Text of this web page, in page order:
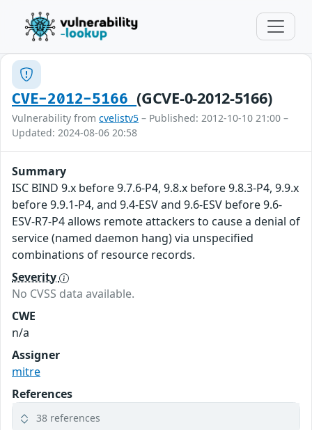
CVE-2012-5166(GCVE-0-2012-5166)
Vulnerability from cvelistv5 – Published: 2012-10-10 21:00 –
Updated: 2024-08-06 20:58
Summary
ISC BIND 9.x before 9.7.6-P4, 9.8.x before 9.8.3-P4, 9.9.x
before 9.9.1-P4, and 9.4-ESV and 9.6-ESV before 9.6-
ESV-R7-P4 allows remote attackers to cause a denial of
service (named daemon hang) via unspecified
combinations of resource records.
Severity
No CVSS data available.
CWE
n/a
Assigner
mitre
References
38 references